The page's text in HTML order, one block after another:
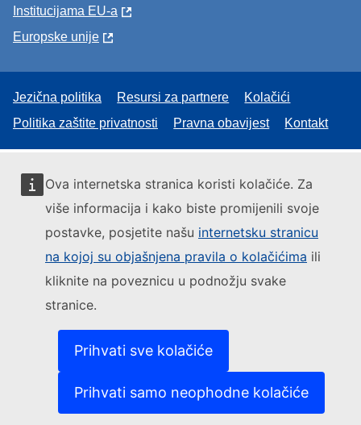
Ova internetska stranica koristi kolačiće. Za
više informacija i kako biste promijenili svoje
postavke, posjetite našu internetsku stranicu
na kojoj su objašnjena pravila o kolačićima ili
kliknite na poveznicu u podnožju svake
stranice.
Prihvati sve kolačiće
Prihvati samo neophodne kolačiće
Institucijama EU-a
Europske unije
Jezična politika Resursi za partnere
Kolačići
Politika zaštite privatnosti
Pravna obavijest Kontakt